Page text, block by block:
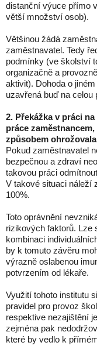
distanční výuce přímo
větší množství osob).
Většinou žádá
zaměstnavatel. Tedy
podmínky (ve školství
organizačně a
aktivit). Dohoda o
uzavřená buď na celou
2. Překážka v práci
práce
způsobem
Pokud zaměstnavatel
bezpečnou a zdraví
takovou práci
V takové situaci náleží
100%.
Toto oprávnění
rizikových faktorů. Lze
kombinaci
by k tomuto závěru
výrazně oslabenou
potvrzením od lékaře.
Využití tohoto institutu
pravidel pro provoz
respektive nezajištění
zejména pak
které by vedlo k